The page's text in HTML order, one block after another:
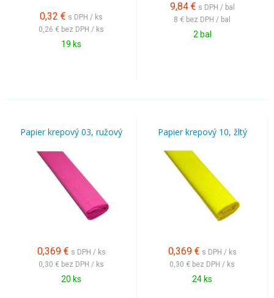
0,32 € s DPH / ks
0,26 € bez DPH / ks
19 ks
9,84 € s DPH / bal
8 € bez DPH / bal
2 bal
Papier krepový 03, ružový
0,369 € s DPH / ks
0,30 € bez DPH / ks
20 ks
Papier krepový 10, žltý
0,369 € s DPH / ks
0,30 € bez DPH / ks
24 ks